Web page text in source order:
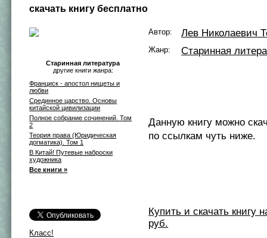
скачать книгу бесплатно
Старинная литература
другие книги жанра:
Франциск - апостол нищеты и
любви
Срединное царство. Основы
китайской цивилизации
Полное собрание сочинений. Том
2
Теория права (Юридическая
догматика). Том 1
В Китай! Путевые наброски
художника
Все книги »
Класс!
Автор: Лев Николаевич
Жанр: Старинная
Данную книгу можно
по ссылкам чуть ниже.
Купить и скачать книгу
руб.